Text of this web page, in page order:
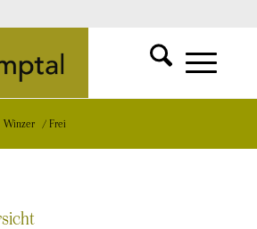
MENÜ
MENÜ
Winzer / Frei